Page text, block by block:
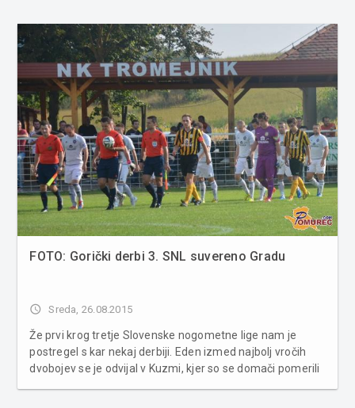
FOTO: Gorički derbi 3. SNL suvereno Gradu
access_time Sreda, 26.08.2015
Že prvi krog tretje Slovenske nogometne lige nam je
postregel s kar nekaj derbiji. Eden izmed najbolj vročih
dvobojev se je odvijal v Kuzmi, kjer so se domači pomerili